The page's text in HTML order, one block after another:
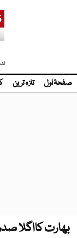
صفحۂ اول تازہ ترین
بھارت کااگلا